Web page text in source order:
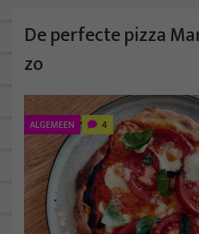
De perfecte pizza
zo
ALGEMEEN 4